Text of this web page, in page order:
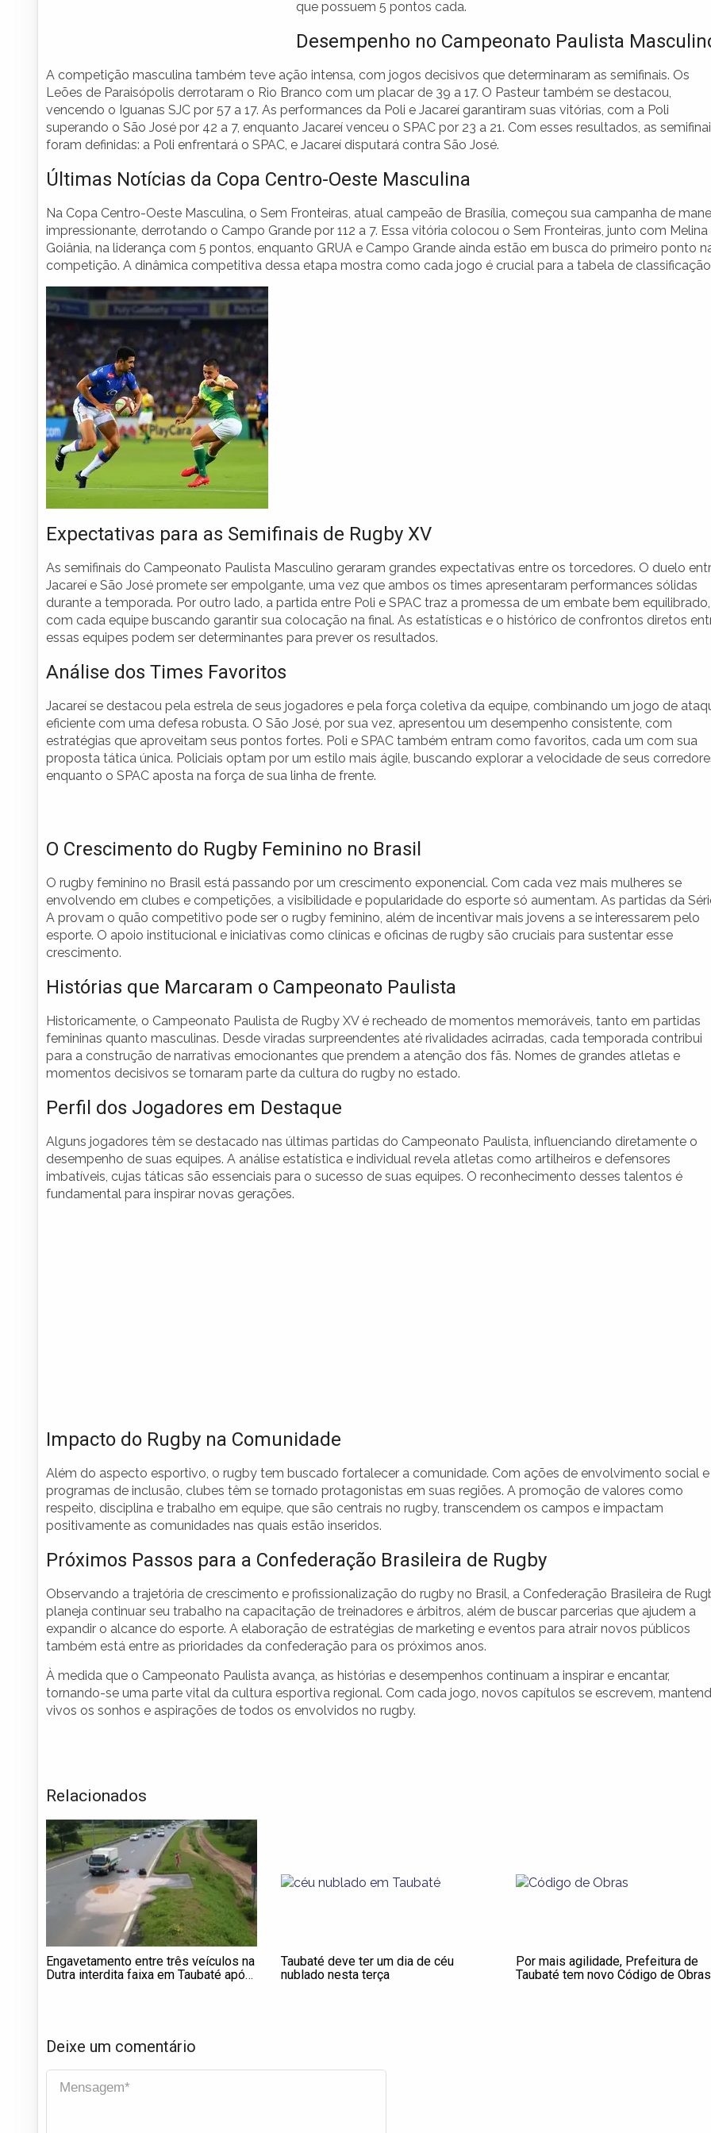
que possuem 5 pontos cada.
Desempenho no Campeonato Paulista
A competição masculina também teve ação intensa, com jogos decisivos que determinaram as semifinais. Os
Leões de Paraisópolis derrotaram o Rio Branco com um placar de 39 a 17. O Pasteur também se destacou,
vencendo o Iguanas SJC por 57 a 17. As performances da Poli e Jacareí garantiram suas vitórias, com a Poli
superando o São José por 42 a 7, enquanto Jacareí venceu o SPAC por 23 a 21. Com esses resultados, as
foram definidas: a Poli enfrentará o SPAC, e Jacareí disputará contra São José.
Últimas Notícias da Copa Centro-Oeste Masculina
Na Copa Centro-Oeste Masculina, o Sem Fronteiras, atual campeão de Brasília, começou sua campanha de
impressionante, derrotando o Campo Grande por 112 a 7. Essa vitória colocou o Sem Fronteiras, junto com Melina
Goiânia, na liderança com 5 pontos, enquanto GRUA e Campo Grande ainda estão em busca do primeiro ponto
competição. A dinâmica competitiva dessa etapa mostra como cada jogo é crucial para a tabela de
Expectativas para as Semifinais de Rugby XV
As semifinais do Campeonato Paulista Masculino geraram grandes expectativas entre os torcedores. O duelo
Jacareí e São José promete ser empolgante, uma vez que ambos os times apresentaram performances sólidas
durante a temporada. Por outro lado, a partida entre Poli e SPAC traz a promessa de um embate bem equilibrado,
com cada equipe buscando garantir sua colocação na final. As estatísticas e o histórico de confrontos diretos
essas equipes podem ser determinantes para prever os resultados.
Análise dos Times Favoritos
Jacareí se destacou pela estrela de seus jogadores e pela força coletiva da equipe, combinando um jogo de
eficiente com uma defesa robusta. O São José, por sua vez, apresentou um desempenho consistente, com
estratégias que aproveitam seus pontos fortes. Poli e SPAC também entram como favoritos, cada um com sua
proposta tática única. Policiais optam por um estilo mais ágile, buscando explorar a velocidade de seus
enquanto o SPAC aposta na força de sua linha de frente.
O Crescimento do Rugby Feminino no Brasil
O rugby feminino no Brasil está passando por um crescimento exponencial. Com cada vez mais mulheres se
envolvendo em clubes e competições, a visibilidade e popularidade do esporte só aumentam. As partidas da
A provam o quão competitivo pode ser o rugby feminino, além de incentivar mais jovens a se interessarem pelo
esporte. O apoio institucional e iniciativas como clínicas e oficinas de rugby são cruciais para sustentar esse
crescimento.
Histórias que Marcaram o Campeonato Paulista
Historicamente, o Campeonato Paulista de Rugby XV é recheado de momentos memoráveis, tanto em partidas
femininas quanto masculinas. Desde viradas surpreendentes até rivalidades acirradas, cada temporada contribui
para a construção de narrativas emocionantes que prendem a atenção dos fãs. Nomes de grandes atletas e
momentos decisivos se tornaram parte da cultura do rugby no estado.
Perfil dos Jogadores em Destaque
Alguns jogadores têm se destacado nas últimas partidas do Campeonato Paulista, influenciando diretamente o
desempenho de suas equipes. A análise estatística e individual revela atletas como artilheiros e defensores
imbatíveis, cujas táticas são essenciais para o sucesso de suas equipes. O reconhecimento desses talentos é
fundamental para inspirar novas gerações.
Impacto do Rugby na Comunidade
Além do aspecto esportivo, o rugby tem buscado fortalecer a comunidade. Com ações de envolvimento social e
programas de inclusão, clubes têm se tornado protagonistas em suas regiões. A promoção de valores como
respeito, disciplina e trabalho em equipe, que são centrais no rugby, transcendem os campos e impactam
positivamente as comunidades nas quais estão inseridos.
Próximos Passos para a Confederação Brasileira de Rugby
Observando a trajetória de crescimento e profissionalização do rugby no Brasil, a Confederação Brasileira de
planeja continuar seu trabalho na capacitação de treinadores e árbitros, além de buscar parcerias que ajudem a
expandir o alcance do esporte. A elaboração de estratégias de marketing e eventos para atrair novos públicos
também está entre as prioridades da confederação para os próximos anos.
À medida que o Campeonato Paulista avança, as histórias e desempenhos continuam a inspirar e encantar,
tornando-se uma parte vital da cultura esportiva regional. Com cada jogo, novos capítulos se escrevem,
vivos os sonhos e aspirações de todos os envolvidos no rugby.
Relacionados
Engavetamento entre três veículos na
Dutra interdita faixa em Taubaté após
Taubaté deve ter um dia de céu
nublado nesta terça
Por mais agilidade, Prefeitura de
Taubaté tem novo Código de Obras
Deixe um comentário